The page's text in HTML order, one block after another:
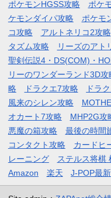
ポケモンHGSS攻略 ポケ
ケモンダイパ攻略
ポケモ
コ攻略
アルトネリコ2攻略
タズム攻略
リーズのアト
聖剣伝説4・DS(COM)・
リーのワンダーランド3D攻
略
ドラクエ7攻略 ドラ
風来のシレン攻略
オカート7攻略
MHP2G攻
悪魔の箱攻略
最後の時間
コンタクト攻略
カードヒ
レーニング
ステルス将棋
Amazon
楽天 J-POP最